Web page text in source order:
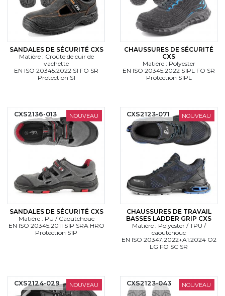
SANDALES DE SÉCURITÉ CXS
Matière : Croûte de cuir de
vachette
EN ISO 20345:2022 S1 FO SR
Protection S1
CHAUSSURES DE SÉCURITÉ
CXS
Matière : Polyester
EN ISO 20345:2022 S1PL FO SR
Protection S1PL
NOUVEAU
SANDALES DE SÉCURITÉ CXS
Matière : PU / Caoutchouc
EN ISO 20345:2011 S1P SRA HRO
Protection S1P
CXS2136-013 NOUVEAU
CHAUSSURES DE TRAVAIL
BASSES LADDER GRIP CXS
Matière : Polyester / TPU /
caoutchouc
EN ISO 20347:2022+A1:2024 O2
LG FO SC SR
CXS2123-071
NOUVEAU
CXS2124-029 NOUVEAU
CXS2123-043